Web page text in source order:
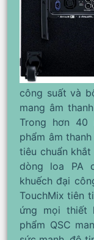
công suất và
mang âm
Trong hơn 40
phẩm âm
tiêu chuẩn
dòng loa PA
khuếch đại
TouchMix tiên
ứng mọi thiết
phẩm QSC